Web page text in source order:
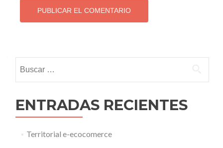
ENTRADAS RECIENTES
Territorial e-ecocomerce